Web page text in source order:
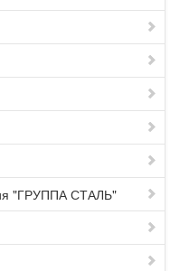
"ГРУППА СТАЛЬ"